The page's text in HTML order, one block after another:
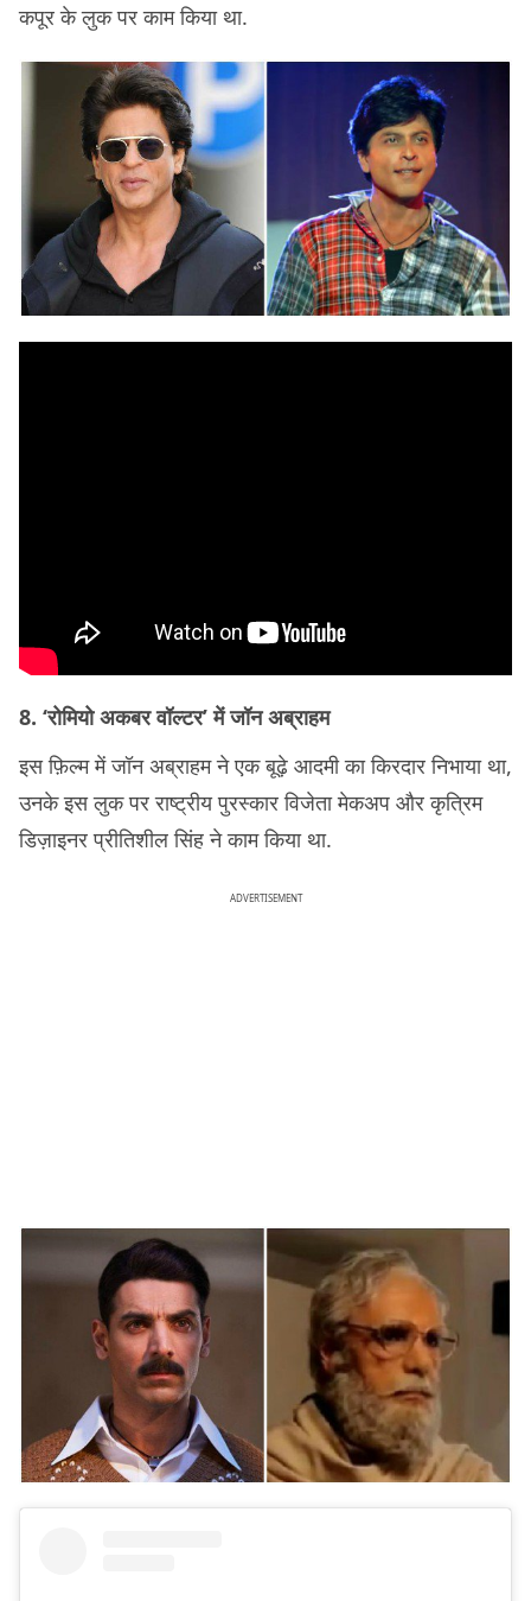
कपूर के लुक पर काम किया था.
8. ‘रोमियो अकबर वॉल्टर’ में जॉन अब्राहम
इस फ़िल्म में जॉन अब्राहम ने एक बूढ़े आदमी का किरदार निभाया था,
उनके इस लुक पर राष्ट्रीय पुरस्कार विजेता मेकअप और कृत्रिम
डिज़ाइनर प्रीतिशील सिंह ने काम किया था.
ADVERTISEMENT